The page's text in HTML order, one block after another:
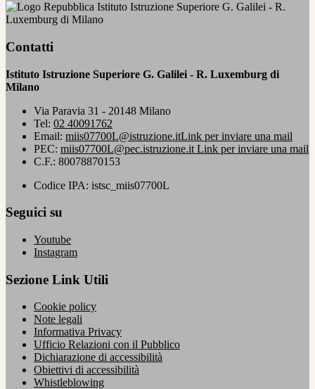
Istituto Istruzione Superiore G. Galilei - R.
Luxemburg di Milano
Contatti
Istituto Istruzione Superiore G. Galilei - R. Luxemburg di
Milano
Via Paravia 31 - 20148 Milano
Tel: 02 40091762
Email: miis07700L@istruzione.itLink per inviare una mail
PEC: miis07700L@pec.istruzione.it Link per inviare una mail
C.F.: 80078870153
Codice IPA: istsc_miis07700L
Seguici su
Youtube
Instagram
Sezione Link Utili
Cookie policy
Note legali
Informativa Privacy
Ufficio Relazioni con il Pubblico
Dichiarazione di accessibilità
Obiettivi di accessibilità
Whistleblowing